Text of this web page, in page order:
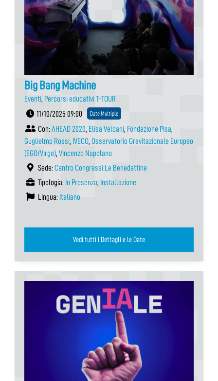
Big Bang Machine
Eventi, Percorsi educativi T-TOUR
11/10/2025 09:00
Date Multiple
Con: AHEAD 2020, Elisa Velcani, Fondazione Pisa,
Guglielmo Rossi, IVECO, Osservatorio Gravitazionale Europeo
(EGO/Virgo), Vincenzo Napolano
Sede: Centro Congressi Le Benedettine
Tipologia: In Presenza, Installazione
Lingua: Italiano
Vedi tutti i Dettagli e le Date